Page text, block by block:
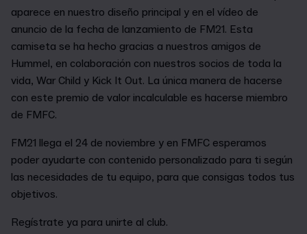
aparece en nuestro diseño principal y en el vídeo de
anuncio de la fecha de lanzamiento de FM21. Esta
camiseta se ha hecho gracias a nuestros amigos de
Hummel, en colaboración con nuestros socios de toda la
vida, War Child y Kick It Out. La única manera de hacerse
con este premio de valor incalculable es hacerse miembro
de FMFC.
FM21 llega el 24 de noviembre y en FMFC esperamos
poder ayudarte con contenido personalizado para ti según
las necesidades de tu equipo, para que consigas todos tus
objetivos.
Regístrate ya para unirte al club.